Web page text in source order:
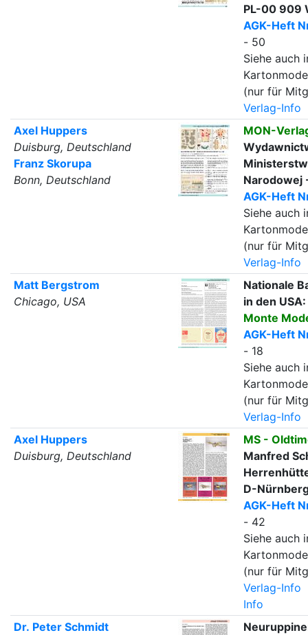
PL-00 909
AGK-Heft
- 50
Siehe auch
(nur für
Verlag-Info
Axel Huppers
Duisburg, Deutschland
Franz Skorupa
Bonn, Deutschland
MON-
Narodowej
AGK-Heft
Siehe auch
(nur für
Verlag-Info
Matt Bergstrom
Chicago, USA
Nationale
in den USA:
Monte
AGK-Heft
- 18
Siehe auch
(nur für
Verlag-Info
Axel Huppers
Duisburg, Deutschland
MS -
Manfred
D-
AGK-Heft
- 42
Siehe auch
(nur für
Verlag-Info
Info
Dr. Peter Schmidt